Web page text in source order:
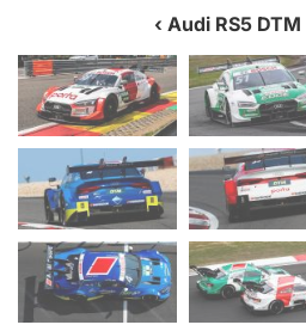
Audi RS5 DTM